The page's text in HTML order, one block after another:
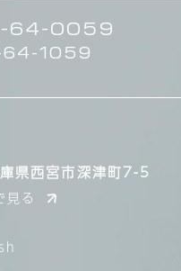
64-0059
1059
県西宮市深津町7-5
る